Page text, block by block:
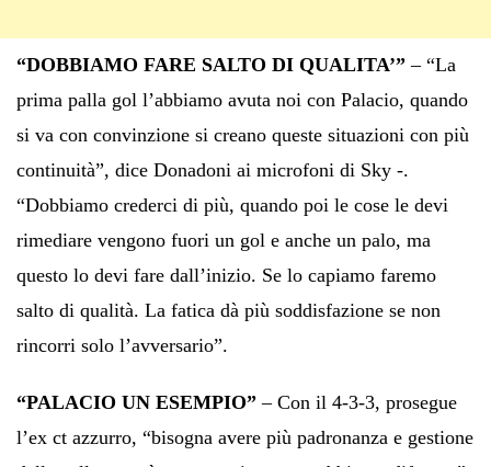
“DOBBIAMO FARE SALTO DI QUALITA’” – “La
prima palla gol l’abbiamo avuta noi con Palacio, quando
si va con convinzione si creano queste situazioni con più
continuità”, dice Donadoni ai microfoni di Sky -.
“Dobbiamo crederci di più, quando poi le cose le devi
rimediare vengono fuori un gol e anche un palo, ma
questo lo devi fare dall’inizio. Se lo capiamo faremo
salto di qualità. La fatica dà più soddisfazione se non
rincorri solo l’avversario”.
“PALACIO UN ESEMPIO” – Con il 4-3-3, prosegue
l’ex ct azzurro, “bisogna avere più padronanza e gestione